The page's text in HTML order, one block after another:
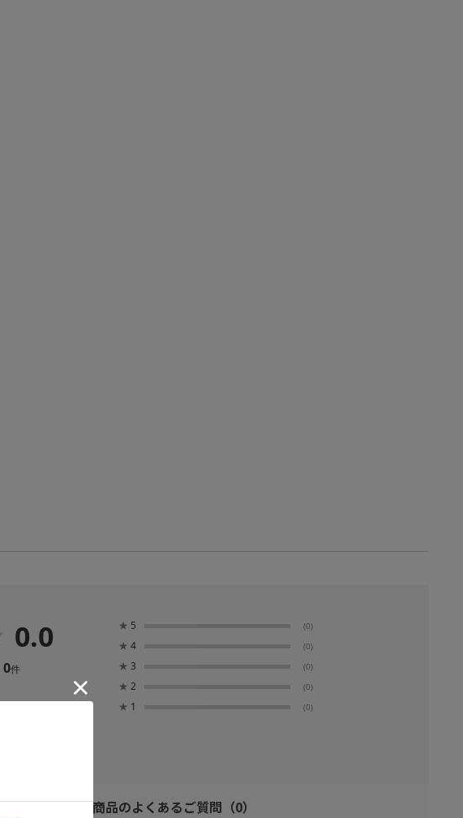
0.0
0件
★ 5 (0)
★ 4 (0)
★ 3 (0)
★ 2 (0)
★ 1 (0)
商品のよくあるご質問 （0）